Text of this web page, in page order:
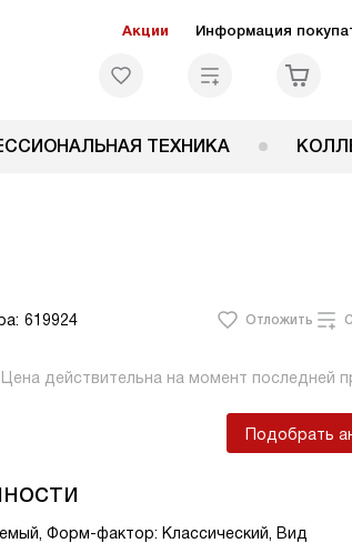
Акции Информация
ТЕХНИКА
619924 Отложить
Цена действительна на момент последней
Подобрать
Форм-фактор: Классический, Вид